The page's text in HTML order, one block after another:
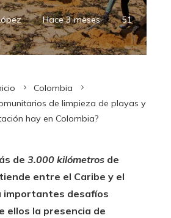
Hace 3 meses 51
Colombia
de limpieza de playas y
hay en Colombia?
de 3.000 kilómetros de
entre el Caribe y el
importantes desafíos
ellos la presencia de